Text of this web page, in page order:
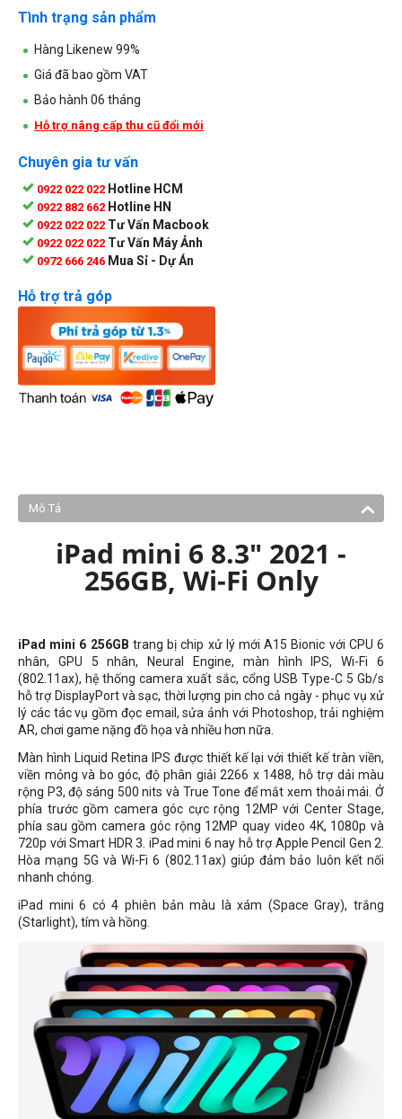
Tình trạng sản phẩm
Hàng Likenew 99%
Giá đã bao gồm VAT
Bảo hành 06 tháng
Hỗ trợ nâng cấp thu cũ đổi mới
Chuyên gia tư vấn
0922 022 022 Hotline HCM
0922 882 662 Hotline HN
0922 022 022 Tư Vấn Macbook
0922 022 022 Tư Vấn Máy Ảnh
0972 666 246 Mua Sỉ - Dự Án
Hỗ trợ trả góp
Mô Tả
iPad mini 6 8.3" 2021 -
256GB, Wi-Fi Only
iPad mini 6 256GB trang bị chip xử lý mới A15 Bionic với CPU 6
nhân, GPU 5 nhân, Neural Engine, màn hình IPS, Wi-Fi 6
(802.11ax), hệ thống camera xuất sắc, cổng USB Type-C 5 Gb/s
hỗ trợ DisplayPort và sạc, thời lượng pin cho cả ngày - phục vụ xử
lý các tác vụ gồm đọc email, sửa ảnh với Photoshop, trải nghiệm
AR, chơi game nặng đồ họa và nhiều hơn nữa.
Màn hình Liquid Retina IPS được thiết kế lại với thiết kế tràn viền,
viền mỏng và bo góc, độ phân giải 2266 x 1488, hỗ trợ dải màu
rộng P3, độ sáng 500 nits và True Tone để mắt xem thoải mái. Ở
phía trước gồm camera góc cực rộng 12MP với Center Stage,
phía sau gồm camera góc rộng 12MP quay video 4K, 1080p và
720p với Smart HDR 3. iPad mini 6 nay hỗ trợ Apple Pencil Gen 2.
Hòa mạng 5G và Wi-Fi 6 (802.11ax) giúp đảm bảo luôn kết nối
nhanh chóng.
iPad mini 6 có 4 phiên bản màu là xám (Space Gray), trắng
(Starlight), tím và hồng.